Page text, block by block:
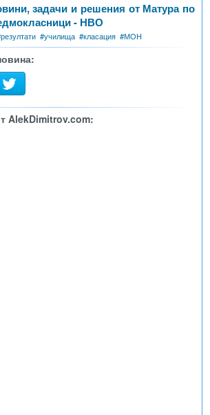
задачи и решения от Матура по
- НВО
резултати #училища #класация #МОН
AlekDimitrov.com: